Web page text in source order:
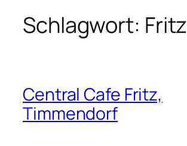
Schlagwort: Fritz
Central Cafe Fritz,
Timmendorf